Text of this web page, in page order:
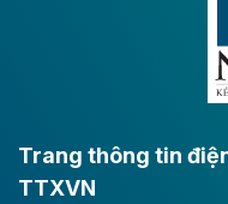
lực phát triển kinh tế
Long Thành
Tổng công ty Cảng
Trang thông tin
TTXVN